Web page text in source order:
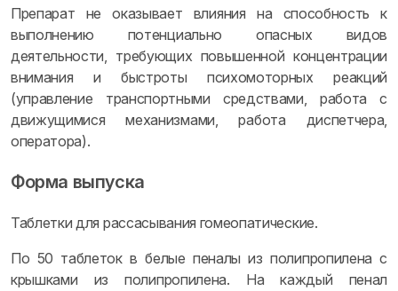
Препарат не оказывает влияния на способность к
выполнению потенциально опасных видов
деятельности, требующих повышенной концентрации
внимания и быстроты психомоторных реакций
(управление транспортными средствами, работа с
движущимися механизмами, работа диспетчера,
оператора).
Форма выпуска
Таблетки для рассасывания гомеопатические.
По 50 таблеток в белые пеналы из полипропилена с
крышками из полипропилена. На каждый пенал